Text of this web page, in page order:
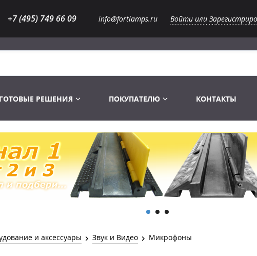
+7 (495) 749 66 09 info@fortlamps.ru Войти или
Лампы Винтаж Ретро
Лампы галогенные 6-120 V
Лампы студийные 110-240
Лампы-фары PAR
Лампы для бассейна
Лампы газоразрядные
Распродажа
Перчатки
Сумки и подсумки
Распродажа
Световое оборудование
Аксессуары для света
Звук и Видео
Распродажа
2х канальные модули
ГОТОВЫЕ РЕШЕНИЯ ПОКУПАТЕЛЮ КОНТАКТЫ
и аксессуары Звук и Видео Микрофоны